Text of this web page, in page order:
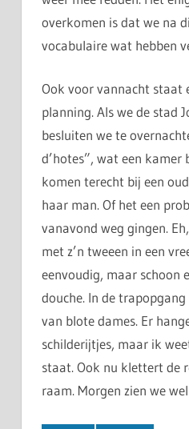
overkomen is dat we na
vocabulaire wat hebben
Ook voor vannacht staat
planning. Als we de stad
besluiten we te
d’hotes”, wat een kamer
komen terecht bij een
haar man. Of het een
vanavond weg gingen.
met z’n tweeen in een
eenvoudig, maar schoon
douche. In de
van blote dames. Er
schilderijtjes, maar ik
staat. Ook nu klettert de
raam. Morgen zien we